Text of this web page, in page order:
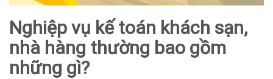
Nghiệp vụ kế toán khách sạn,
nhà hàng thường bao gồm
những gì?